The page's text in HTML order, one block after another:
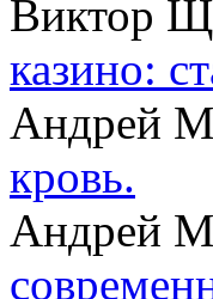
Виктор
казино:
Андрей
кровь.
Андрей